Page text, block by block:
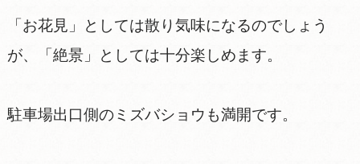
「お花見」としては散り気味になるのでしょう
が、「絶景」としては十分楽しめます。
駐車場出口側のミズバショウも満開です。